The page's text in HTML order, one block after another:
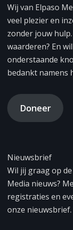
Wij van Elpaso
veel plezier en
zonder jouw
waarderen? En
onderstaande
bedankt namens
Doneer
Nieuwsbrief
Wil jij graag op
Media nieuws?
registraties en
onze nieuwsbrief.